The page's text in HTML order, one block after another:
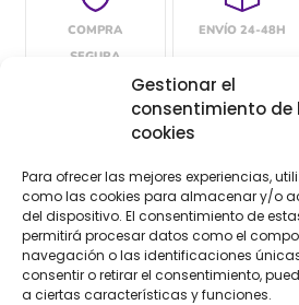
Gestionar el
consentimiento de
cookies
Para ofrecer las mejores experiencias,
como las cookies para almacenar y/o
del dispositivo. El consentimiento de
permitirá procesar datos como el
navegación o las identificaciones únicas
consentir o retirar el consentimiento,
a ciertas características y funciones.
COMPRA
SEGURA
ENVÍO 24-48H
Descripción
Encaje mecánico blanco símbolos
cáliz)